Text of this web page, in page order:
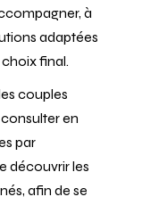
à
adaptées
final.
couples
en
par
découvrir les
afin de se